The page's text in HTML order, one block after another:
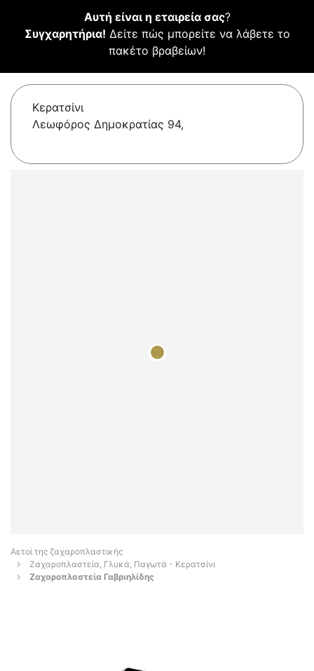
Αυτή είναι η εταιρεία σας?
Συγχαρητήρια! Δείτε πώς μπορείτε να λάβετε το
πακέτο βραβείων!
Κερατσίνι
Λεωφόρος Δημοκρατίας 94,
Αετοί της ζαχαροπλαστικής
Ζαχαροπλαστεία, Γλυκά, Παγωτά - Κερατσίνι
Ζαχαροπλαστεία Γαβριηλίδης